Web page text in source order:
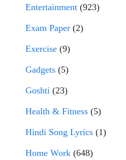
Entertainment (923)
Exam Paper (2)
Exercise (9)
Gadgets (5)
Goshti (23)
Health & Fitness (5)
Hindi Song Lyrics (1)
Home Work (648)